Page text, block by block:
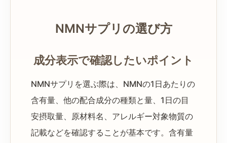
NMNサプリの選び方
成分表示で確認したいポイント
NMNサプリを選ぶ際は、NMNの1日あたりの
含有量、他の配合成分の種類と量、1日の目
安摂取量、原材料名、アレルギー対象物質の
記載などを確認することが基本です。含有量